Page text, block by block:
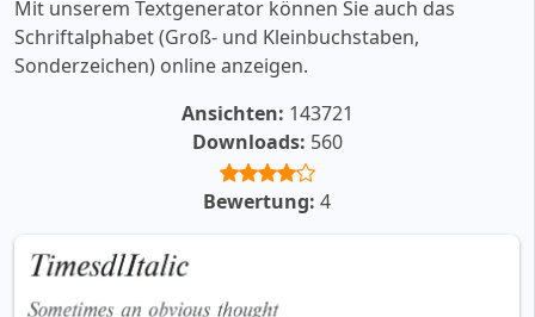
Mit unserem Textgenerator können Sie auch das
Schriftalphabet (Groß- und Kleinbuchstaben,
Sonderzeichen) online anzeigen.
Ansichten: 143721
Downloads: 560
Bewertung: 4